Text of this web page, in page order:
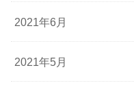
2021年6月
2021年5月